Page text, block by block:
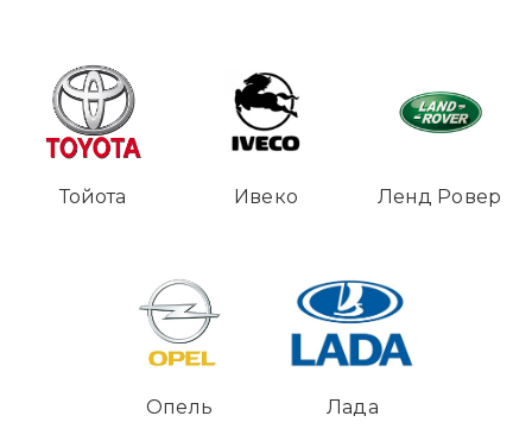
Тойота Ивеко Ленд Ровер
Опель Лада